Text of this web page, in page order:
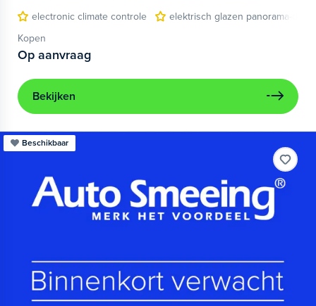
electronic climate controle
elektrisch glazen panorama-dak
Kopen
Op aanvraag
Bekijken
Beschikbaar